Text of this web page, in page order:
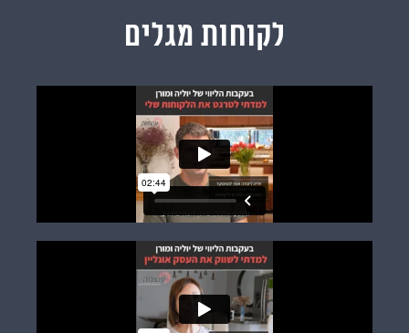
לקוחות מגלים